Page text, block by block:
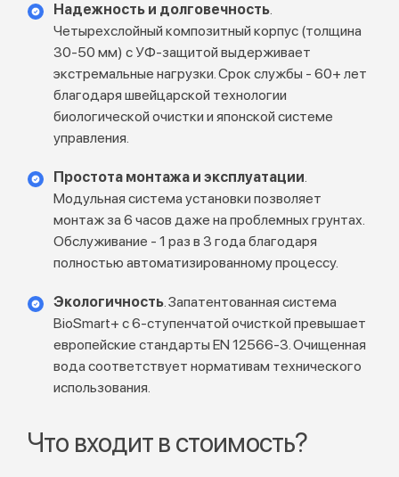
Надежность и долговечность.
Четырехслойный композитный корпус (толщина
30-50 мм) с УФ-защитой выдерживает
экстремальные нагрузки. Срок службы - 60+ лет
благодаря швейцарской технологии
биологической очистки и японской системе
управления.
Простота монтажа и эксплуатации.
Модульная система установки позволяет
монтаж за 6 часов даже на проблемных грунтах.
Обслуживание - 1 раз в 3 года благодаря
полностью автоматизированному процессу.
Экологичность. Запатентованная система
BioSmart+ с 6-ступенчатой очисткой превышает
европейские стандарты EN 12566-3. Очищенная
вода соответствует нормативам технического
использования.
Что входит в стоимость?